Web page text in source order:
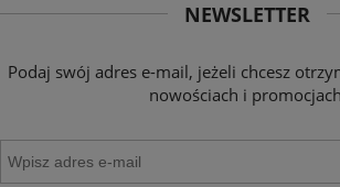
NEWSLETTER
Podaj swój adres e-mail, jeżeli chcesz
nowościach i